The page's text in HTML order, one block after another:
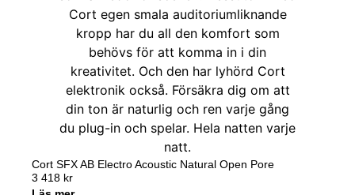
Cort SFX AB Electro Acoustic Natural Open Pore
3 418 kr